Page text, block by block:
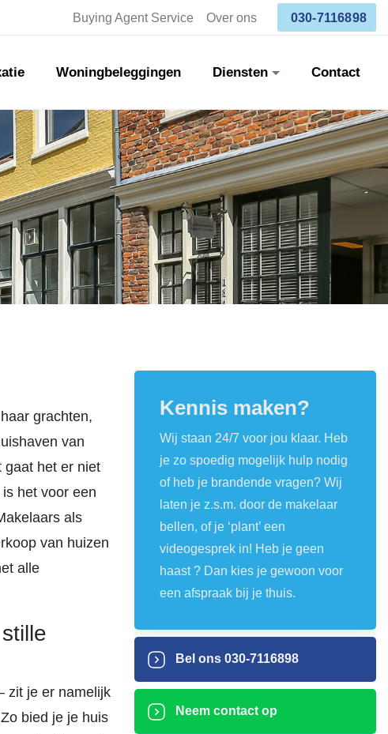
Buying Agent Service Over ons 030-7116898
Woningbeleggingen Diensten Contact
grachten,
van
gaat het er niet
het voor een
als
van huizen
alle
zit je er namelijk
bied je je huis
Kennis maken?
Wij staan 24/7 voor jou klaar. Heb
je zo spoedig mogelijk hulp nodig
of heb je brandende vragen? Wij
laten je z.s.m. door de makelaar
bellen, of je ‘plant’ een
videogesprek in! Heb je geen
haast ? Dan kies je gewoon voor
een afspraak bij je thuis.
Bel ons 030-7116898
Neem contact op